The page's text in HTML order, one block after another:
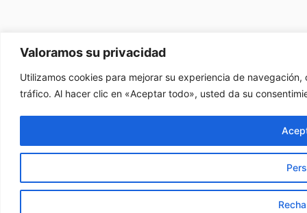
Valoramos su privacidad
Utilizamos cookies para mejorar su experiencia de
tráfico. Al hacer clic en «Aceptar todo», usted da su